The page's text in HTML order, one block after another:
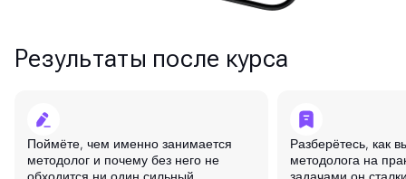
Результаты после курса
Поймёте, чем именно занимается
методолог и почему без него не
обходится ни один сильный
Разберётесь, как
методолога на
задачами он